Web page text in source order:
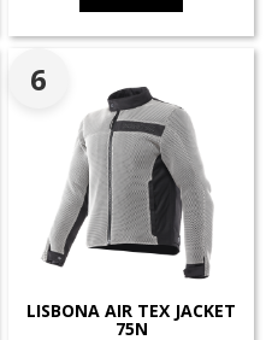
6
LISBONA AIR TEX JACKET
75N